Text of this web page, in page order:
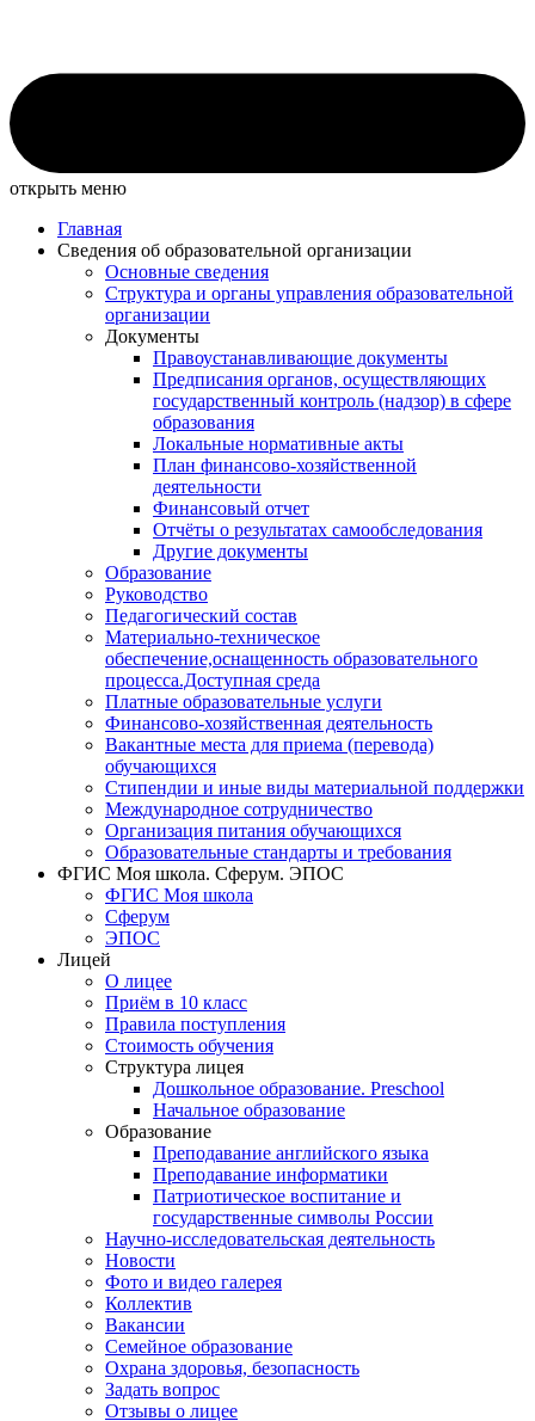
открыть меню
Главная
Сведения об образовательной организации
Основные сведения
Структура и органы управления образовательной
организации
Документы
Правоустанавливающие документы
Предписания органов, осуществляющих
государственный контроль (надзор) в сфере
образования
Локальные нормативные акты
План финансово-хозяйственной
деятельности
Финансовый отчет
Отчёты о результатах самообследования
Другие документы
Образование
Руководство
Педагогический состав
Материально-техническое
обеспечение,оснащенность образовательного
процесса.Доступная среда
Платные образовательные услуги
Финансово-хозяйственная деятельность
Вакантные места для приема (перевода)
обучающихся
Стипендии и иные виды материальной поддержки
Международное сотрудничество
Организация питания обучающихся
Образовательные стандарты и требования
ФГИС Моя школа. Сферум. ЭПОС
ФГИС Моя школа
Сферум
ЭПОС
Лицей
О лицее
Приём в 10 класс
Правила поступления
Стоимость обучения
Структура лицея
Дошкольное образование. Preschool
Начальное образование
Образование
Преподавание английского языка
Преподавание информатики
Патриотическое воспитание и
государственные символы России
Научно-исследовательская деятельность
Новости
Фото и видео галерея
Коллектив
Вакансии
Семейное образование
Охрана здоровья, безопасность
Задать вопрос
Отзывы о лицее